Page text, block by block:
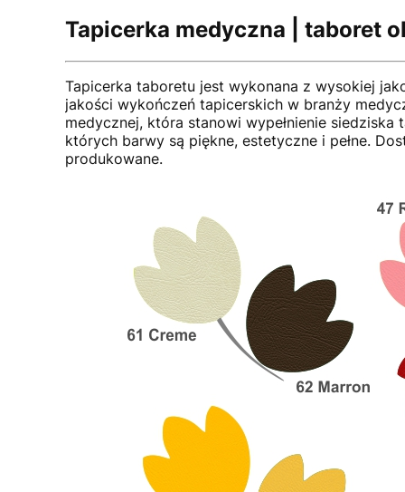
Tapicerka medyczna | taboret
Tapicerka taboretu jest wykonana z wysokiej
jakości wykończeń tapicerskich w branży
medycznej, która stanowi wypełnienie
których barwy są piękne, estetyczne i pełne.
produkowane.